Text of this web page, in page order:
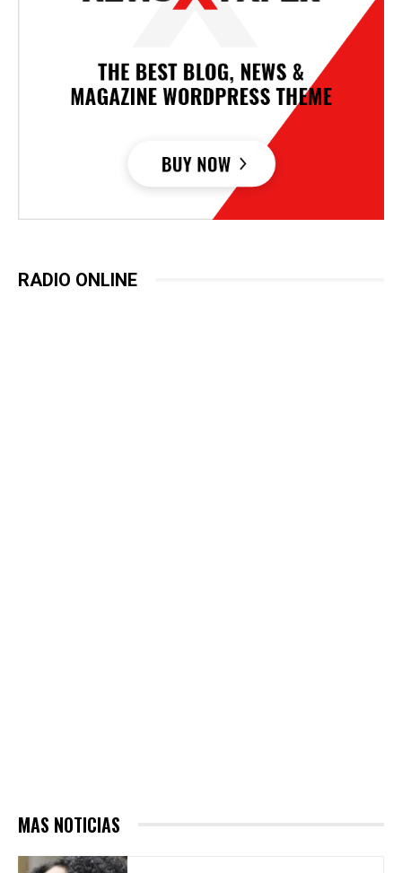
RADIO ONLINE
MAS NOTICIAS